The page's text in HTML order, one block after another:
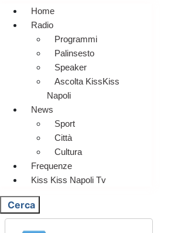
Home
Radio
Programmi
Palinsesto
Speaker
Ascolta KissKiss
Napoli
News
Sport
Città
Cultura
Frequenze
Kiss Kiss Napoli Tv
Cerca